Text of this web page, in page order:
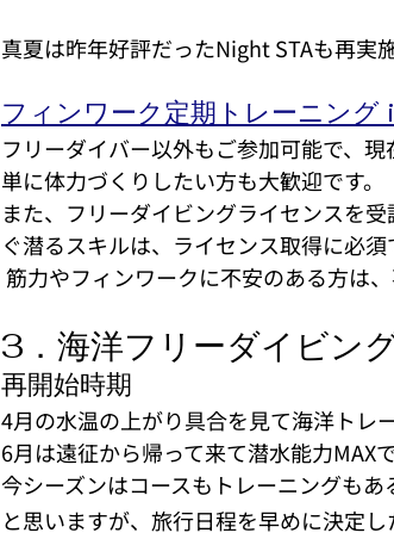
真夏は昨年好評だったNight STAも再実
フィンワーク定期トレーニング
フリーダイバー以外もご参加可能で、現
単に体力づくりしたい方も大歓迎です。
また、フリーダイビングライセンスを
ぐ潜るスキルは、ライセンス取得に必須
筋力やフィンワークに不安のある方は
3．海洋フリーダイビン
再開始時期
4月の水温の上がり具合を見て海洋トレ
6月は遠征から帰って来て潜水能力MAX
今シーズンはコースもトレーニングも
と思いますが、旅行日程を早めに決定し